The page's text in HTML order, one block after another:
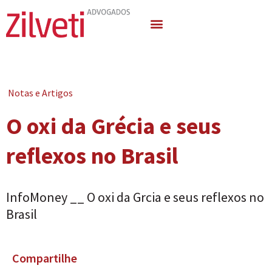
Notas e Artigos
O oxi da Grécia e seus
reflexos no Brasil
InfoMoney __ O oxi da Grcia e seus reflexos no
Brasil
Compartilhe